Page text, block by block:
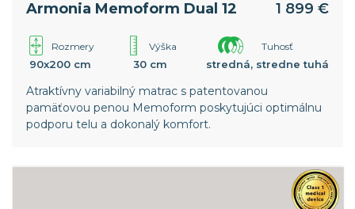
Armonia Memoform Dual 12 1 899 €
Rozmery
90x200 cm
Výška
30 cm
Tuhosť
stredná, stredne tuhá
Atraktívny variabilný matrac s patentovanou
pamäťovou penou Memoform poskytujúci optimálnu
podporu telu a dokonalý komfort.